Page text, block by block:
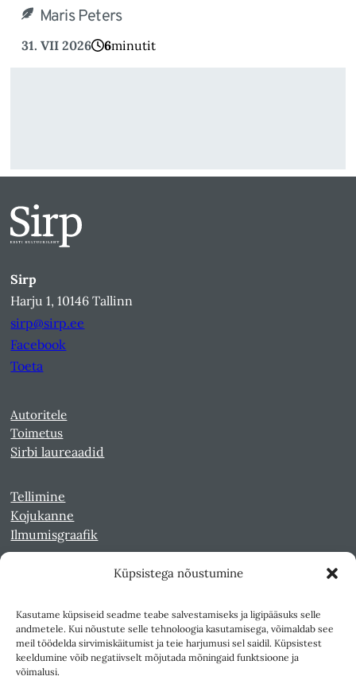
Küpsistega nõustumine
Kasutame küpsiseid seadme teabe salvestamiseks ja ligipääsuks selle
andmetele. Kui nõustute selle tehnoloogia kasutamisega, võimaldab see
meil töödelda sirvimiskäitumist ja teie harjumusi sel saidil. Küpsistest
keeldumine võib negatiivselt mõjutada mõningaid funktsioone ja
võimalusi.
Maris Peters
31. VII 2026 6minutit
Sirp
Harju 1, 10146 Tallinn
sirp@sirp.ee
Facebook
Toeta
Autoritele
Toimetus
Sirbi laureaadid
Tellimine
Kojukanne
Ilmumisgraafik
Kultuurileht 1994-1997
Reede 1989-1990
Sirp ja Vasar 1940-1989